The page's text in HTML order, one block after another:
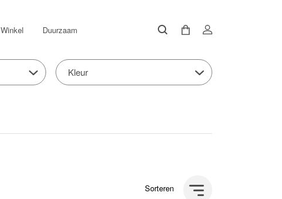
Winkel Duurzaam
Kleur
Sorteren